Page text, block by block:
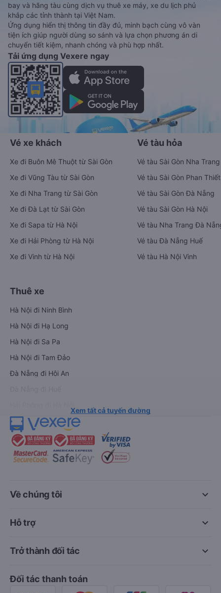
bay và hãng tàu cùng dịch vụ thuê xe máy, xe du lịch phủ
khắp các tỉnh thành tại Việt Nam.
Ứng dụng hiển thị thông tin đầy đủ, minh bạch cùng vô vàn
tiện ích giúp người dùng so sánh và lựa chọn phương án di
chuyển tiết kiệm, nhanh chóng và phù hợp nhất.
Tải ứng dụng Vexere ngay
Vé xe khách
Xe đi Buôn Mê Thuột từ Sài Gòn
Xe đi Vũng Tàu từ Sài Gòn
Xe đi Nha Trang từ Sài Gòn
Xe đi Đà Lạt từ Sài Gòn
Xe đi Sapa từ Hà Nội
Xe đi Hải Phòng từ Hà Nội
Xe đi Vinh từ Hà Nội
Vé tàu hỏa
Vé tàu Sài Gòn Nha Trang
Vé tàu Sài Gòn Phan Thiết
Vé tàu Sài Gòn Đà Nẵng
Vé tàu Sài Gòn Hà Nội
Vé tàu Nha Trang Đà
Vé tàu Đà Nẵng Huế
Vé tàu Hà Nội Vinh
Thuê xe
Hà Nội đi Ninh Bình
Hà Nội đi Hạ Long
Hà Nội đi Sa Pa
Hà Nội đi Tam Đảo
Đà Nẵng đi Hội An
Xem tất cả tuyến đường
keyboard_arrow_down
Về chúng tôi
keyboard_arrow_down
Hỗ trợ
keyboard_arrow_down
Trở thành đối tác
Đối tác thanh toán